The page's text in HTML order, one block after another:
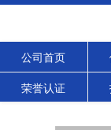
公司首页
荣誉认证